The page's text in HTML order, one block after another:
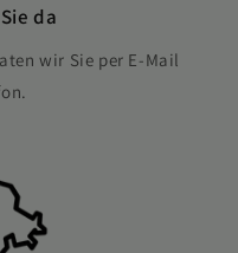
da
wir Sie per E-Mail